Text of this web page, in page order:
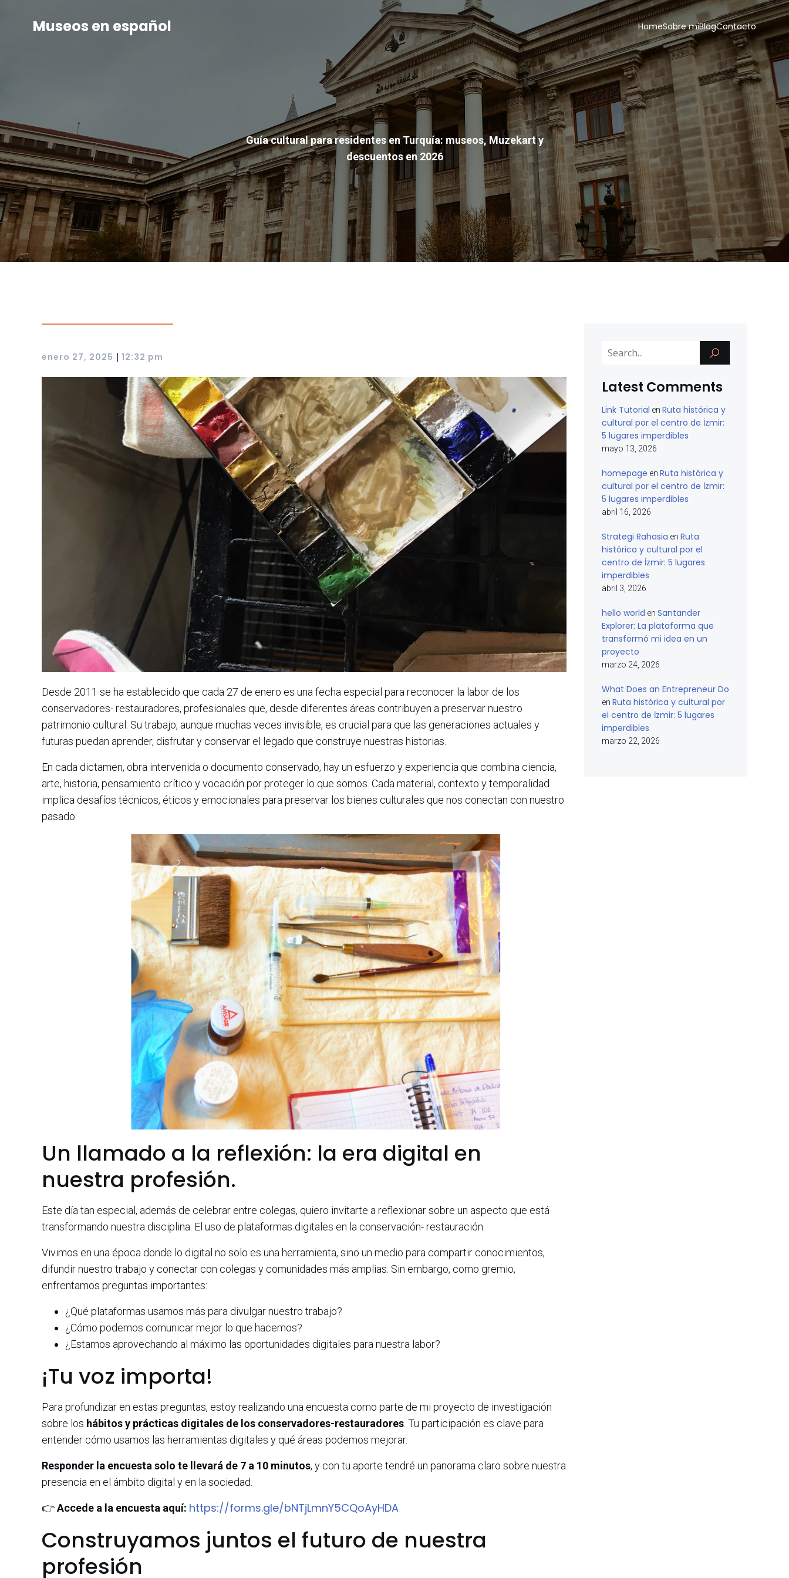
Museos en español HomeSobre miBlogContacto
Guía cultural para residentes en Turquía: museos, Muzekart y
descuentos en 2026
enero 27, 2025 | 12:32 pm
Desde 2011 se ha establecido que cada 27 de enero es una fecha especial para reconocer la labor de los
conservadores- restauradores, profesionales que, desde diferentes áreas contribuyen a preservar nuestro
patrimonio cultural. Su trabajo, aunque muchas veces invisible, es crucial para que las generaciones actuales y
futuras puedan aprender, disfrutar y conservar el legado que construye nuestras historias.
En cada dictamen, obra intervenida o documento conservado, hay un esfuerzo y experiencia que combina ciencia,
arte, historia, pensamiento crítico y vocación por proteger lo que somos. Cada material, contexto y temporalidad
implica desafíos técnicos, éticos y emocionales para preservar los bienes culturales que nos conectan con nuestro
pasado.
Un llamado a la reflexión: la era digital en
nuestra profesión.
Este día tan especial, además de celebrar entre colegas, quiero invitarte a reflexionar sobre un aspecto que está
transformando nuestra disciplina: El uso de plataformas digitales en la conservación- restauración.
Vivimos en una época donde lo digital no solo es una herramienta, sino un medio para compartir conocimientos,
difundir nuestro trabajo y conectar con colegas y comunidades más amplias. Sin embargo, como gremio,
enfrentamos preguntas importantes:
¿Qué plataformas usamos más para divulgar nuestro trabajo?
¿Cómo podemos comunicar mejor lo que hacemos?
¿Estamos aprovechando al máximo las oportunidades digitales para nuestra labor?
¡Tu voz importa!
Para profundizar en estas preguntas, estoy realizando una encuesta como parte de mi proyecto de investigación
sobre los hábitos y prácticas digitales de los conservadores-restauradores . Tu participación es clave para
entender cómo usamos las herramientas digitales y qué áreas podemos mejorar.
Responder la encuesta solo te llevará de 7 a 10 minutos, y con tu aporte tendré un panorama claro sobre nuestra
presencia en el ámbito digital y en la sociedad.
👉Accede a la encuesta aquí: https://forms.gle/bNTjLmnY5CQoAyHDA
Construyamos juntos el futuro de nuestra
profesión
Latest Comments
Link Tutorial en Ruta histórica y
cultural por el centro de İzmir:
5 lugares imperdibles
mayo 13, 2026
homepage en Ruta histórica y
cultural por el centro de İzmir:
5 lugares imperdibles
abril 16, 2026
Strategi Rahasia en Ruta
histórica y cultural por el
centro de İzmir: 5 lugares
imperdibles
abril 3, 2026
hello world en Santander
Explorer: La plataforma que
transformó mi idea en un
proyecto
marzo 24, 2026
What Does an Entrepreneur Do
en Ruta histórica y cultural por
el centro de İzmir: 5 lugares
imperdibles
marzo 22, 2026